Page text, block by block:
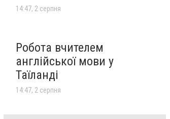
14:47, 2 серпня
Робота вчителем
англійської мови у
Таїланді
14:47, 2 серпня